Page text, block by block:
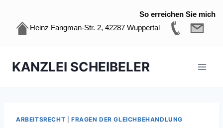
So erreichen Sie mich
Heinz Fangman-Str. 2, 42287 Wuppertal
InhaltKANZLEI SCHEIBELER
ARBEITSRECHT FRAGEN DER GLEICHBEHANDLUNG